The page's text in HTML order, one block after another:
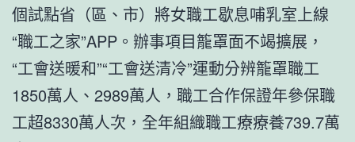
個試點省（區、市）將女職工歇息哺乳室上線
“職工之家”APP。辦事項目籠罩面不竭擴展，
“工會送暖和”“工會送清冷”運動分辨籠罩職工
1850萬人、2989萬人，職工合作保證年參保職
工超8330萬人次，全年組織職工療療養739.7萬